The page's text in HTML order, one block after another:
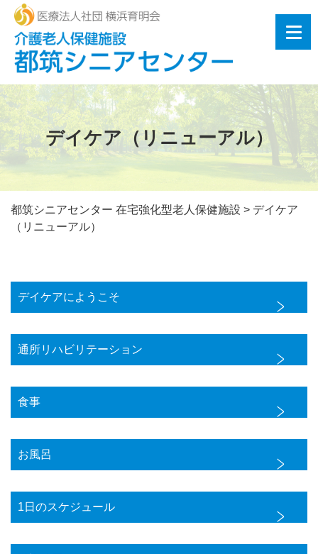
デイケア（リニューアル）
都筑シニアセンター 在宅強化型老人保健施設 > デイケア
（リニューアル）
デイケアにようこそ
通所リハビリテーション
食事
お風呂
1日のスケジュール